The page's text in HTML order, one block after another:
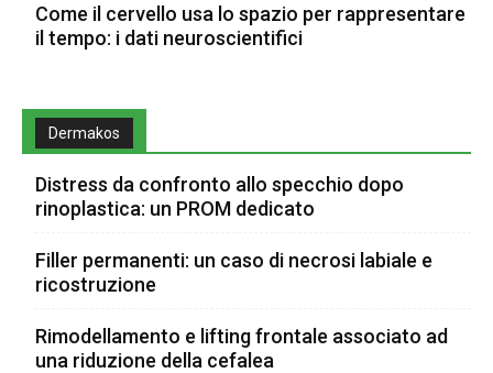
Come il cervello usa lo spazio per rappresentare
il tempo: i dati neuroscientifici
Dermakos
Distress da confronto allo specchio dopo
rinoplastica: un PROM dedicato
Filler permanenti: un caso di necrosi labiale e
ricostruzione
Rimodellamento e lifting frontale associato ad
una riduzione della cefalea